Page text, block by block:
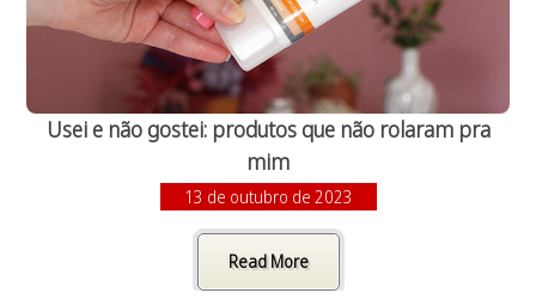
Usei e não gostei: produtos que não rolaram pra
mim
13 de outubro de 2023
Read More